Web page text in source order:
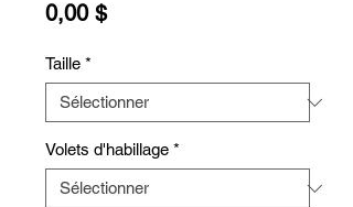
0,00 $Prix
Taille *
Volets d'habillage *